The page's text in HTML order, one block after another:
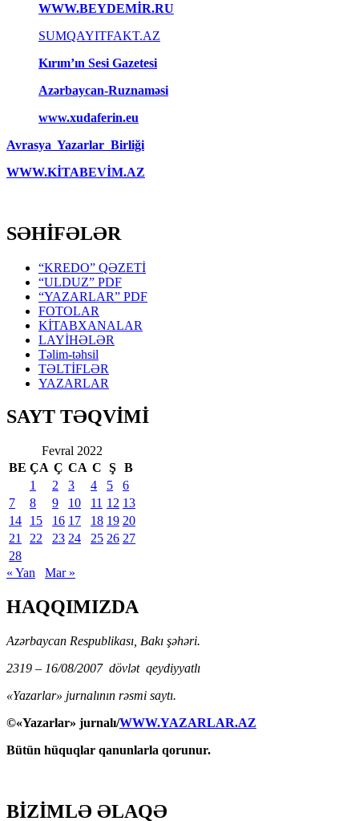
WWW.BEYDEMİR.RU
SUMQAYITFAKT.AZ
Kırım’ın Sesi Gazetesi
Azərbaycan-Ruznaməsi
www.xudaferin.eu
Avrasya Yazarlar Birliği
WWW.KİTABEVİM.AZ
SƏHİFƏLƏR
“KREDO” QƏZETİ
“ULDUZ” PDF
“YAZARLAR” PDF
FOTOLAR
KİTABXANALAR
LAYİHƏLƏR
Təlim-təhsil
TƏLTİFLƏR
YAZARLAR
SAYT TƏQVİMİ
Fevral 2022
BE ÇA Ç CA C Ş
B
1
2 3 4 5
6
7
8 9 10 11 12 13
14
15 16 17 18 19 20
21
22 23 24 25 26 27
28
« Yan
Mar »
HAQQIMIZDA
Azərbaycan Respublikası, Bakı şəhəri.
2319 – 16/08/2007 dövlət qeydiyyatlı
«Yazarlar» jurnalının rəsmi saytı.
©«Yazarlar» jurnalı/WWW.YAZARLAR.AZ
Bütün hüquqlar qanunlarla qorunur.
BİZİMLƏ ƏLAQƏ